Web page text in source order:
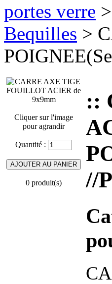
portes verre >
Bequilles >
Cliquer sur l'image
pour agrandir
Quantité :
0 produit(s)
::
//